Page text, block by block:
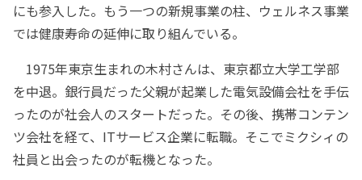
にも参入した。もう一つの新規事業の柱、ウェルネス事業
では健康寿命の延伸に取り組んでいる。
1975年東京生まれの木村さんは、東京都立大学工学部
を中退。銀行員だった父親が起業した電気設備会社を手伝
ったのが社会人のスタートだった。その後、携帯コンテン
ツ会社を経て、ITサービス企業に転職。そこでミクシィの
社員と出会ったのが転機となった。